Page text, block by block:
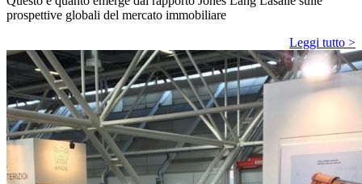
prospettive globali del mercato immobiliare
Leggi tutto >